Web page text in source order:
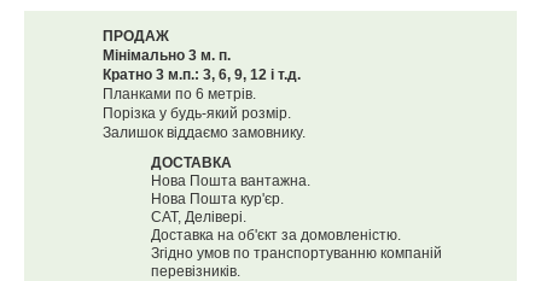
ПРОДАЖ
Мінімально 3 м. п.
Кратно 3 м.п.: 3, 6, 9, 12 і т.д.
Планками по 6 метрів.
Порізка у будь-який розмір.
Залишок віддаємо замовнику.
ДОСТАВКА
Нова Пошта вантажна.
Нова Пошта кур'єр.
САТ, Делівері.
Доставка на об'єкт за домовленістю.
Згідно умов по транспортуванню компаній
перевізників.